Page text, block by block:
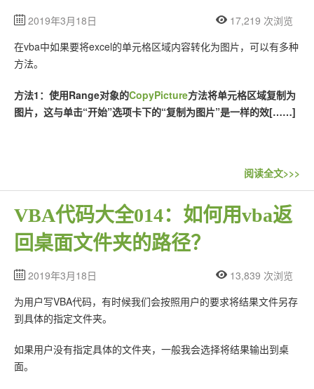
2019年3月18日
17,219 次浏览
在vba中如果要将excel的单元格区域内容转化为图片，可以有多种
方法。
方法1：使用Range对象的CopyPicture方法将单元格区域复制为
图片，这与单击“开始”选项卡下的“复制为图片”是一样的效[……]
阅读全文>>>
VBA代码大全014：如何用vba返
回桌面文件夹的路径？
2019年3月18日
13,839 次浏览
为用户写VBA代码，有时候我们会按照用户的要求将结果文件另存
到具体的指定文件夹。
​如果用户没有指定具体的文件夹，一般我会选择将结果输出到桌
面。